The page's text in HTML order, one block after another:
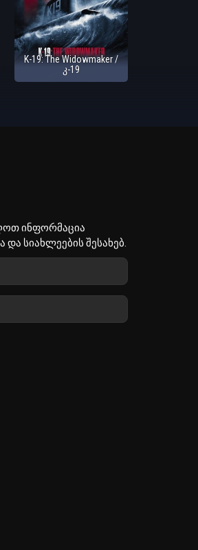
K-19: The Widowmaker /
კ-19
ინფორმაცია
სიახლეების შესახებ.